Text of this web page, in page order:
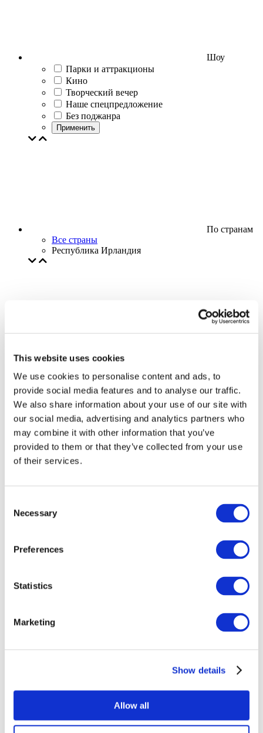
This website uses cookies
We use cookies to personalise content and ads, to
provide social media features and to analyse our traffic.
We also share information about your use of our site with
our social media, advertising and analytics partners who
may combine it with other information that you’ve
provided to them or that they’ve collected from your use
of their services.
Selection
Necessary
Preferences
Statistics
Marketing
Show details
Allow all
Шоу
Парки и аттракционы
Кино
Творческий вечер
Наше спецпредложение
Без поджанра
Применить
По странам
Все страны
Республика Ирландия
Творческий вечер
Наше спецпредложение
Применить